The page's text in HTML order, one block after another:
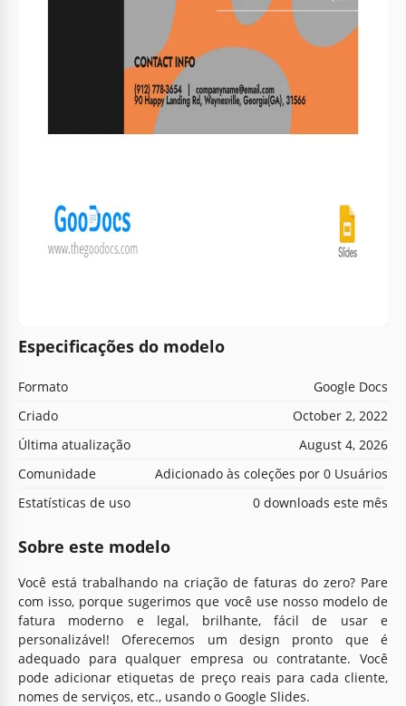
Especificações do modelo
Formato
Google Docs
Criado
October 2, 2022
Última atualização
August 4, 2026
Comunidade
Adicionado às coleções por 0 Usuários
Estatísticas de uso
0 downloads este mês
Sobre este modelo
Você está trabalhando na criação de faturas do zero? Pare
com isso, porque sugerimos que você use nosso modelo de
fatura moderno e legal, brilhante, fácil de usar e
personalizável! Oferecemos um design pronto que é
adequado para qualquer empresa ou contratante. Você
pode adicionar etiquetas de preço reais para cada cliente,
nomes de serviços, etc., usando o Google Slides.